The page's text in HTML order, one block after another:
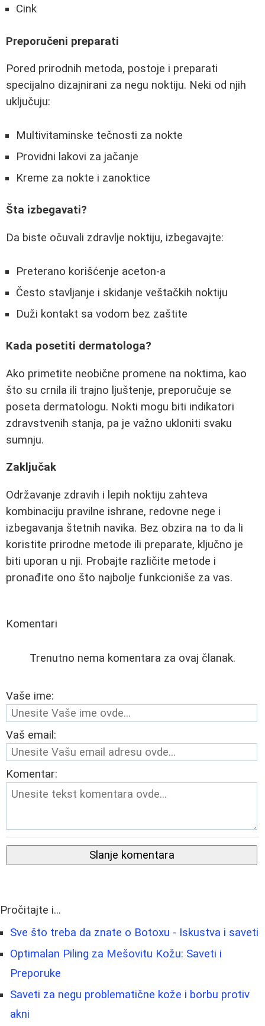
Cink
Preporučeni preparati
Pored prirodnih metoda, postoje i preparati
specijalno dizajnirani za negu noktiju. Neki od njih
uključuju:
Multivitaminske tečnosti za nokte
Providni lakovi za jačanje
Kreme za nokte i zanoktice
Šta izbegavati?
Da biste očuvali zdravlje noktiju, izbegavajte:
Preterano korišćenje aceton-a
Često stavljanje i skidanje veštačkih noktiju
Duži kontakt sa vodom bez zaštite
Kada posetiti dermatologa?
Ako primetite neobične promene na noktima, kao
što su crnila ili trajno ljuštenje, preporučuje se
poseta dermatologu. Nokti mogu biti indikatori
zdravstvenih stanja, pa je važno ukloniti svaku
sumnju.
Zaključak
Održavanje zdravih i lepih noktiju zahteva
kombinaciju pravilne ishrane, redovne nege i
izbegavanja štetnih navika. Bez obzira na to da li
koristite prirodne metode ili preparate, ključno je
biti uporan u nji. Probajte različite metode i
pronađite ono što najbolje funkcioniše za vas.
Komentari
Trenutno nema komentara za ovaj članak.
Vaše ime:
Vaš email:
Komentar:
Slanje komentara
Pročitajte i...
Sve što treba da znate o Botoxu - Iskustva i saveti
Optimalan Piling za Mešovitu Kožu: Saveti i
Preporuke
Saveti za negu problematične kože i borbu protiv
akni